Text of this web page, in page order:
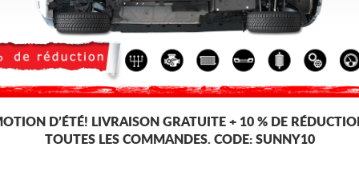
D’ÉTÉ! LIVRAISON GRATUITE + 10 % DE
TOUTES LES COMMANDES. CODE: SUNNY10